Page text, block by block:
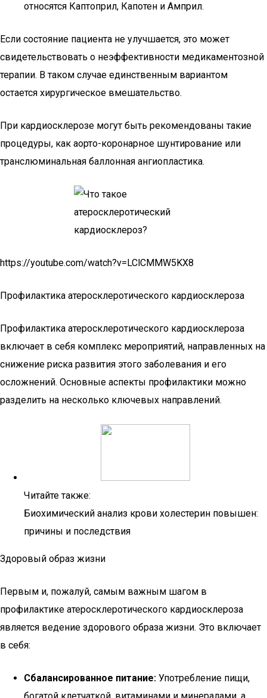
относятся Каптоприл, Капотен и Амприл.
Если состояние пациента не улучшается, это может
свидетельствовать о неэффективности медикаментозной
терапии. В таком случае единственным вариантом
остается хирургическое вмешательство.
При кардиосклерозе могут быть рекомендованы такие
процедуры, как аорто-коронарное шунтирование или
транслюминальная баллонная ангиопластика.
https://youtube.com/watch?v=LClCMMW5KX8
Профилактика атеросклеротического кардиосклероза
Профилактика атеросклеротического кардиосклероза
включает в себя комплекс мероприятий, направленных на
снижение риска развития этого заболевания и его
осложнений. Основные аспекты профилактики можно
разделить на несколько ключевых направлений.
Читайте также:
Биохимический анализ крови холестерин повышен:
причины и последствия
Здоровый образ жизни
Первым и, пожалуй, самым важным шагом в
профилактике атеросклеротического кардиосклероза
является ведение здорового образа жизни. Это включает
в себя:
Сбалансированное питание: Употребление пищи,